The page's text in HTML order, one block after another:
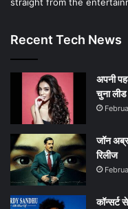
straight from the
Recent Tech News
अपनी
चुना
जॉन
रिलीज
कॉन्सर्ट